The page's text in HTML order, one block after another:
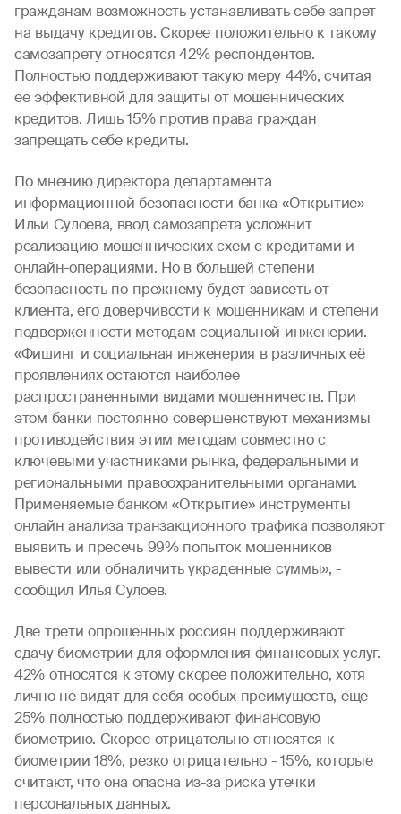
гражданам возможность устанавливать себе запрет
на выдачу кредитов. Скорее положительно к такому
самозапрету относятся 42% респондентов.
Полностью поддерживают такую меру 44%, считая
ее эффективной для защиты от мошеннических
кредитов. Лишь 15% против права граждан
запрещать себе кредиты.
По мнению директора департамента
информационной безопасности банка «Открытие»
Ильи Сулоева, ввод самозапрета усложнит
реализацию мошеннических схем с кредитами и
онлайн-операциями. Но в большей степени
безопасность по-прежнему будет зависеть от
клиента, его доверчивости к мошенникам и степени
подверженности методам социальной инженерии.
«Фишинг и социальная инженерия в различных её
проявлениях остаются наиболее
распространенными видами мошенничеств. При
этом банки постоянно совершенствуют механизмы
противодействия этим методам совместно с
ключевыми участниками рынка, федеральными и
региональными правоохранительными органами.
Применяемые банком «Открытие» инструменты
онлайн анализа транзакционного трафика позволяют
выявить и пресечь 99% попыток мошенников
вывести или обналичить украденные суммы», -
сообщил Илья Сулоев.
Две трети опрошенных россиян поддерживают
сдачу биометрии для оформления финансовых услуг.
42% относятся к этому скорее положительно, хотя
лично не видят для себя особых преимуществ, еще
25% полностью поддерживают финансовую
биометрию. Скорее отрицательно относятся к
биометрии 18%, резко отрицательно - 15%, которые
считают, что она опасна из-за риска утечки
персональных данных.